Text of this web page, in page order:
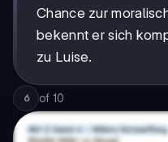
Chance zur
bekennt er sich
zu Luise.
6 of 10